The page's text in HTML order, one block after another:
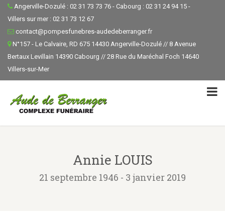
Angerville-Dozulé : 02 31 73 73 76 - Cabourg : 02 31 24 94 15 -
Villers sur mer : 02 31 73 12 67
contact@pompesfunebres-audedeberranger.fr
N°157 - Le Calvaire, RD 675 14430 Angerville-Dozulé // 8 Avenue
Bertaux Levillain 14390 Cabourg // 28 Rue du Maréchal Foch 14640
Villers-sur-Mer
Annie LOUIS
21 septembre 1946 - 3 janvier 2019